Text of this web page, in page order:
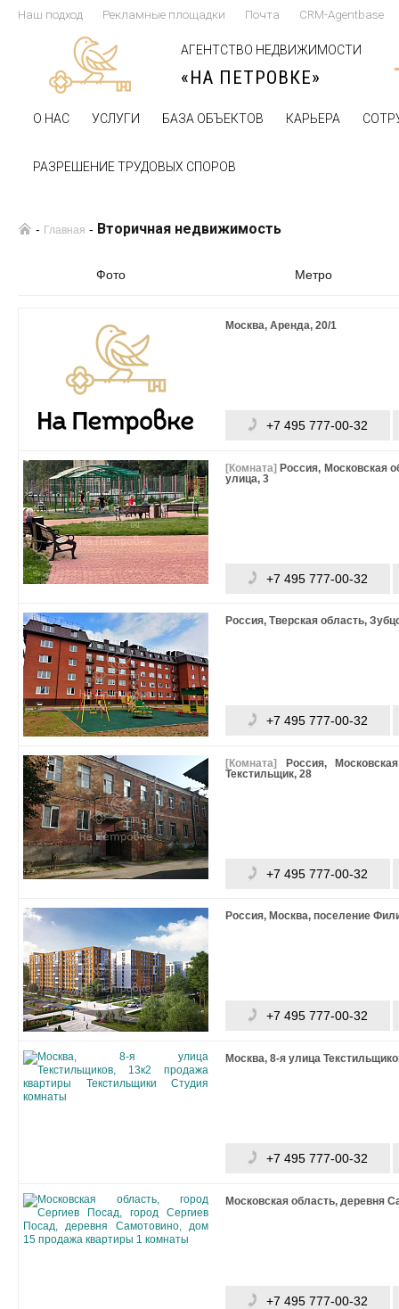
Наш подход Рекламные площадки Почта CRM-Agentbase
АГЕНТСТВО НЕДВИЖИМОСТИ
«НА ПЕТРОВКЕ»
О НАС УСЛУГИ БАЗА ОБЪЕКТОВ КАРЬЕРА
РАЗРЕШЕНИЕ ТРУДОВЫХ СПОРОВ
- Главная - Вторичная недвижимость
Фото Метро
Москва, Аренда, 20/1
+7 495 777-00-32
[Комната] Россия, Московская
улица, 3
+7 495 777-00-32
Россия, Тверская область,
+7 495 777-00-32
[Комната]
Россия,
Текстильщик, 28
+7 495 777-00-32
Россия, Москва, поселение
+7 495 777-00-32
Москва, 8-я улица
+7 495 777-00-32
Московская область, деревня
+7 495 777-00-32